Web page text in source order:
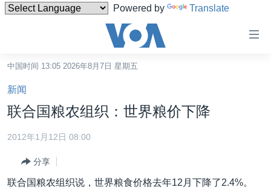
Powered by Translate
碍
链
接
跳
转
容
中国
港澳
国际
中国时间 13:05 2026年8月7日 星期五
新闻
联合国粮农组织：世界粮价下降
2012年1月12日 08:00
分享
联合国粮农组织说，世界粮食价格去年12月下降了2.4%。